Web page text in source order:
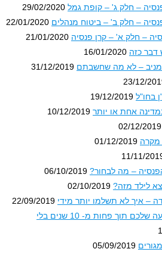
– חלק ג' – קופת גמל 29/02/2020
– חלק ב' – ביטוח מנהלים 22/01/2020
חלק א' – קרן פנסיה 21/01/2020
16/01/2020
– לא מה שחשבתם 31/12/2019
23/
19/12/2019
אחת או יותר 10/12/2019
02/
01/12/2019
11/
– מה לבחור? 06/10/2019
מזה? 02/10/2019
לא תשלמו יותר מידי 22/09/2019
איך תכפילו את ההשקעה שלכם תוך פחות מ- 10 שנים בלי
05/09/2019